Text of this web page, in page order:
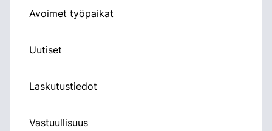
Avoimet työpaikat
Uutiset
Laskutustiedot
Vastuullisuus